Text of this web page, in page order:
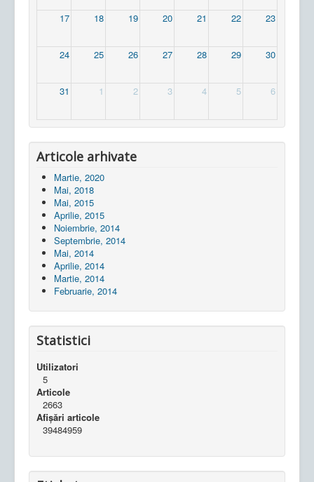
17 18 19 20 21 22 23
24 25 26 27 28 29 30
31 1 2 3 4 5 6
Articole arhivate
Martie, 2020
Mai, 2018
Mai, 2015
Aprilie, 2015
Noiembrie, 2014
Septembrie, 2014
Mai, 2014
Aprilie, 2014
Martie, 2014
Februarie, 2014
Statistici
Utilizatori
5
Articole
2663
Afișări articole
39484959